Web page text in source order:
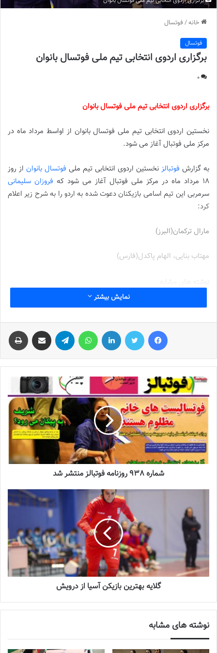
خانه/ فوتسال
فوتسال
برگزاری اردوی انتخابی تیم ملی فوتسال بانوان
0
برگزاری اردوی انتخابی تیم ملی فوتسال بانوان
نخستین اردوی انتخابی تیم ملی فوتسال بانوان از اواسط مرداد ماه در
مرکز ملی فوتبال آغاز می شود.
به گزارش فوتبالز نخستین اردوی انتخابی تیم ملی فوتسال بانوان از روز
18 مرداد ماه در مرکز ملی فوتبال آغاز می شود که
فروزان سلیمانی
سرمربی این تیم اسامی بازیکنان دعوت شده به اردو را به شرح زیر اعلام
کرد:
مارال ترکمان(البرز)
مهتاب بنایی، الهام پاکدل(فارس)
جنجال جدید در سوپرلیگ فوتسال
2022-12-11
لیست تیم ملی فوتسال زنان اعلام شد
2025-04-28
سرنوشت عجیب ستاره ایرانی در تورکال
2023-05-12
اعلام لیست تیم ملی با هزار و یک ابهام
2024-01-23
زینب کرمی، هما آقایی (کرمان)
مهسا کمالی (زنجان)
نسترن مقیمی، طاهره یاقوتی، نگار بازیار، رضوانه زارع (مازندران)
نسا احدی (گیلان)
نازیکن استکی فر (اصفهان)
فرزانه توسلی، مبینا ملا آقایی ، نگار سادات یعقوبی ، هانیه محمدی
(تهران)
نمایش بیشتر
شماره 938 روزنامه فوتبالز منتشر شد
گلایه بهترین بازیکن آسیا از درویش
نوشته های مشابه